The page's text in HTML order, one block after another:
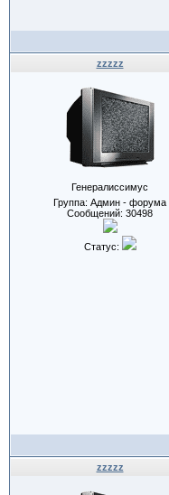
zzzzz
Генералиссимус
Группа: Админ - форума
Сообщений: 30498
Статус:
zzzzz